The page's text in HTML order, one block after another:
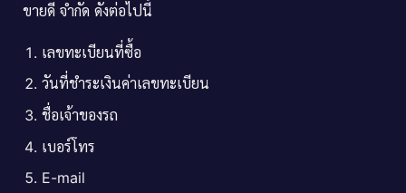
ขายดี จำกัด ดังต่อไปนี้
เลขทะเบียนที่ซื้อ
วันที่ชำระเงินค่าเลขทะเบียน
ชื่อเจ้าของรถ
เบอร์โทร
E-mail